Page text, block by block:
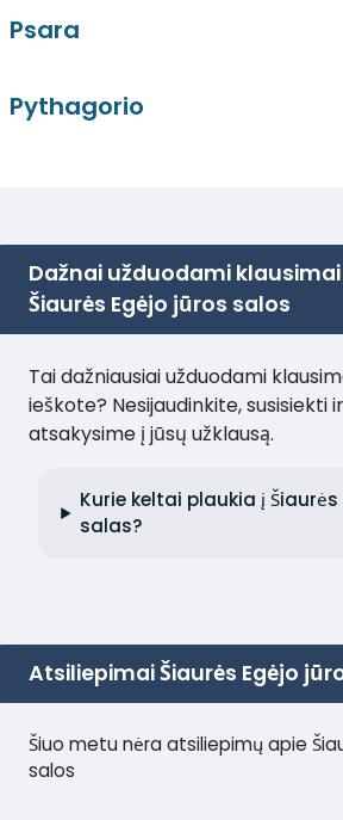
Psara
Pythagorio
Dažnai užduodami
Šiaurės Egėjo jūros salos
Tai dažniausiai užduodami
ieškote? Nesijaudinkite, susisiekti
atsakysime į jūsų užklausą.
Kurie keltai plaukia į Šiaurės
salas?
Atsiliepimai Šiaurės Egėjo
Šiuo metu nėra atsiliepimų apie
salos